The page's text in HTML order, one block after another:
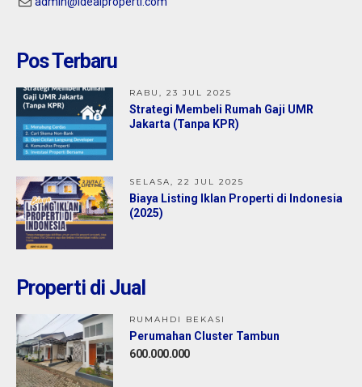
Jual
Pos Terbaru
RABU, 23 JUL 2025
Strategi Membeli Rumah Gaji UMR
Jakarta (Tanpa KPR)
SELASA, 22 JUL 2025
Biaya Listing Iklan Properti di Indonesia
(2025)
Properti di Jual
RUMAHDI BEKASI
Perumahan Cluster Tambun
600.000.000